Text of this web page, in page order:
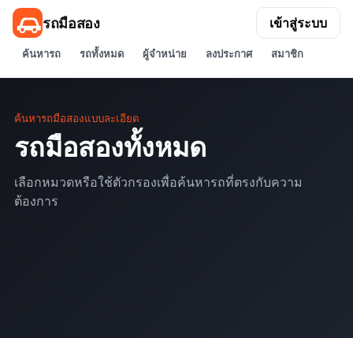
รถมือสอง
ค้นหารถ รถทั้งหมด ผู้จำหน่าย ลงประกาศ สมาชิก
เข้าสู่ระบบ
ค้นหารถมือสองแบบละเอียด
รถมือสองทั้งหมด
เลือกหมวดหรือใช้ตัวกรองเพื่อค้นหารถที่ตรงกับความ
ต้องการ